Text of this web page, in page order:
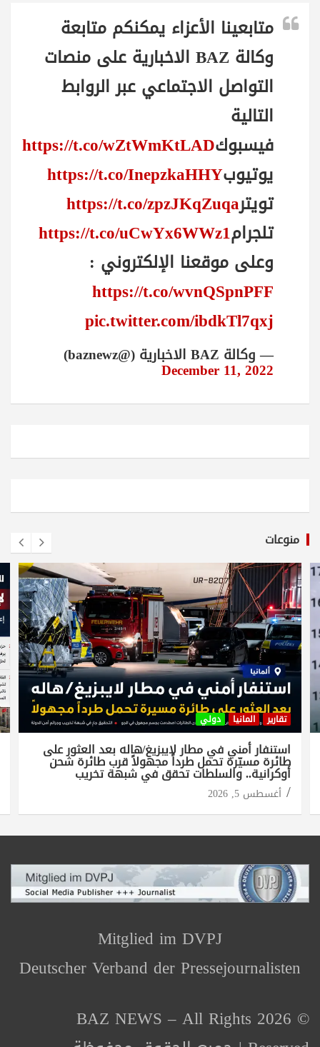
متابعينا الأعزاء يمكنكم متابعة
وكالة BAZ الاخبارية على منصات
التواصل الاجتماعي عبر الروابط
التالية
فيسبوكhttps://t.co/wZtWmKtLAD
يوتيوبhttps://t.co/InepzkaHHY
تويترhttps://t.co/zpzJKqZuqa
تلجرامhttps://t.co/uCwYx6WWz1
وعلى موقعنا الإلكتروني :
https://t.co/wvnQSpnPFF
pic.twitter.com/ibdkTl7qxj
— وكالة BAZ الاخبارية (@baznewz)
December 11, 2022
منوعات
تقارير المانيا دولي
استنفار أمني في مطار لايبزيغ/هاله بعد العثور على
طائرة مسيّرة تحمل طرداً مجهولاً قرب طائرة شحن
أوكرانية.. والسلطات تحقق في شبهة تخريب
أغسطس 5, 2026
Mitglied im DVPJ
Deutscher Verband der Pressejournalisten
© 2026 BAZ NEWS – All Rights